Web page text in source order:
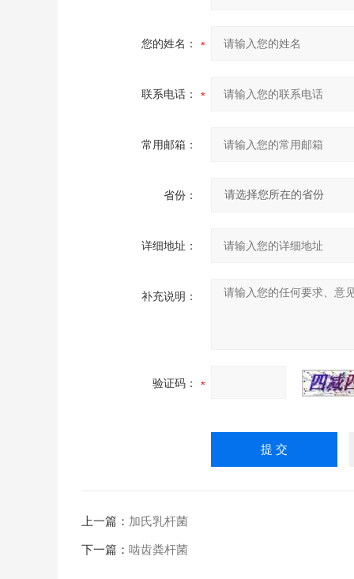
您的姓名：
联系电话：
常用邮箱：
省份：
详细地址：
补充说明：
验证码：
上一篇： 加氏乳杆菌
下一篇： 啮齿粪杆菌